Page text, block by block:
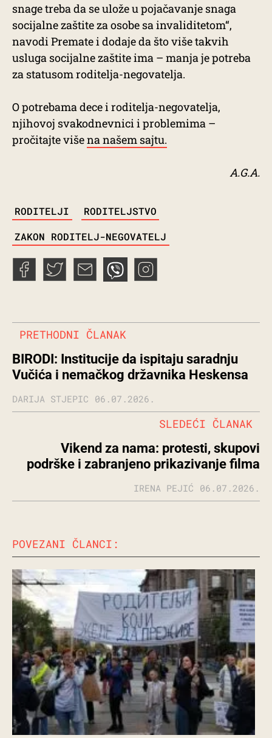
snage treba da se ulože u pojačavanje snaga
socijalne zaštite za osobe sa invaliditetom“,
navodi Premate i dodaje da što više takvih
usluga socijalne zaštite ima – manja je potreba
za statusom roditelja-negovatelja.
O potrebama dece i roditelja-negovatelja,
njihovoj svakodnevnici i problemima –
pročitajte višena našem sajtu.
A.G.A.
RODITELJI RODITELJSTVO
ZAKON RODITELJ-NEGOVATELJ
PRETHODNI ČLANAK
BIRODI: Institucije da ispitaju saradnju
Vučića i nemačkog državnika Heskensa
DARIJA STJEPIC 06.07.2026.
Vikend za nama: protesti, skupovi
podrške i zabranjeno prikazivanje filma
SLEDEĆI ČLANAK
IRENA PEJIĆ 06.07.2026.
POVEZANI ČLANCI: